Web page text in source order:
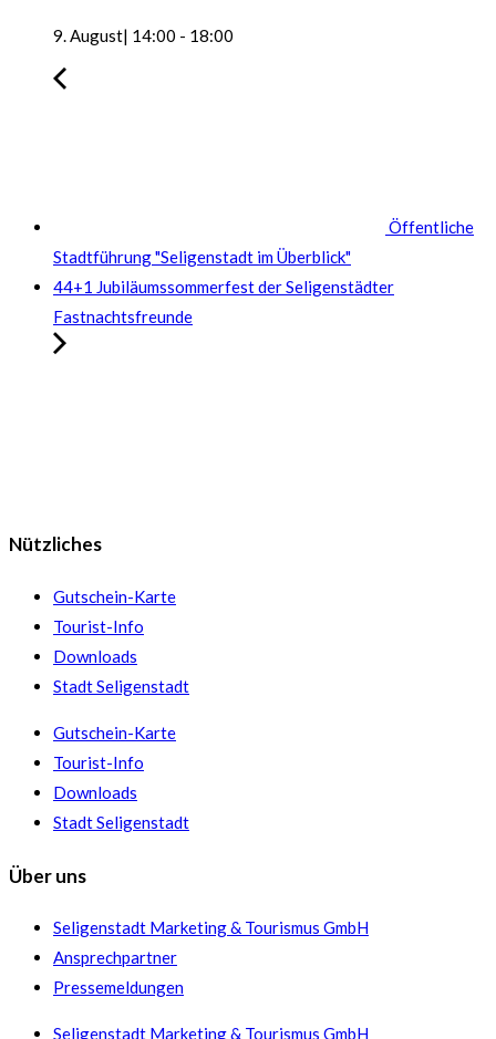
9. August| 14:00 - 18:00
Öffentliche
Stadtführung "Seligenstadt im Überblick"
44+1 Jubiläumssommerfest der Seligenstädter
Fastnachtsfreunde
Nützliches
Gutschein-Karte
Tourist-Info
Downloads
Stadt Seligenstadt
Gutschein-Karte
Tourist-Info
Downloads
Stadt Seligenstadt
Über uns
Seligenstadt Marketing & Tourismus GmbH
Ansprechpartner
Pressemeldungen
Seligenstadt Marketing & Tourismus GmbH